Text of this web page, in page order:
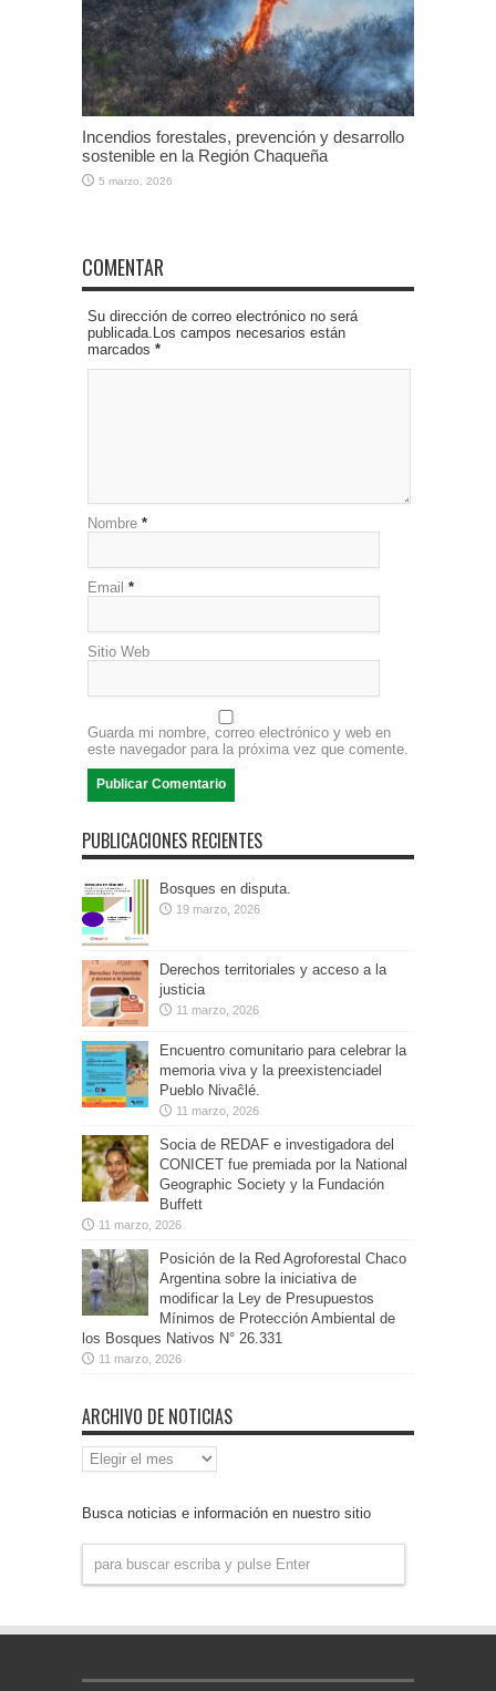
Incendios forestales, prevención y desarrollo
sostenible en la Región Chaqueña
5 marzo, 2026
COMENTAR
Su dirección de correo electrónico no será
publicada.Los campos necesarios están
marcados *
Nombre *
Email *
Sitio Web
Guarda mi nombre, correo electrónico y web en
este navegador para la próxima vez que comente.
PUBLICACIONES RECIENTES
Bosques en disputa.
19 marzo, 2026
Derechos territoriales y acceso a la
justicia
11 marzo, 2026
Encuentro comunitario para celebrar la
memoria viva y la preexistenciadel
Pueblo Nivaĉlé.
11 marzo, 2026
Socia de REDAF e investigadora del
CONICET fue premiada por la National
Geographic Society y la Fundación
Buffett
11 marzo, 2026
Posición de la Red Agroforestal Chaco
Argentina sobre la iniciativa de
modificar la Ley de Presupuestos
Mínimos de Protección Ambiental de
los Bosques Nativos N° 26.331
11 marzo, 2026
ARCHIVO DE NOTICIAS
Archivo
de
Busca noticias e información en nuestro sitio